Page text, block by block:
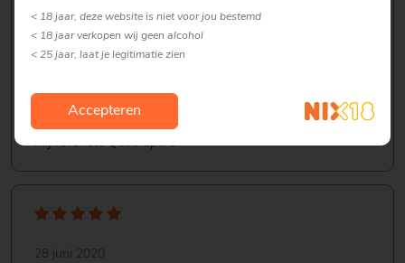
6 februari 2023
zoet, en de smaak blijft prettig in de mond achter. Niet
koud schenken. Deze behoort sinds nu zeker tot een van
mij favoriete Quadrupel s
28 juni 2020
< 18 jaar, deze website is niet voor jou bestemd
< 18 jaar verkopen wij geen alcohol
< 25 jaar, laat je legitimatie zien
Accepteren